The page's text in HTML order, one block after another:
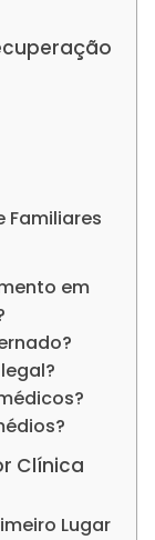
Familiares
em
Clínica
Lugar